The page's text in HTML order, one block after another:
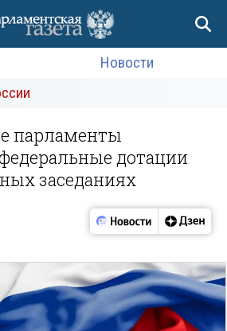
Новости
парламенты
дотации
заседаниях